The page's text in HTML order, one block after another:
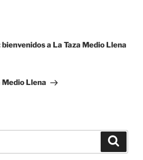
a La Taza Medio Llena
Medio Llena